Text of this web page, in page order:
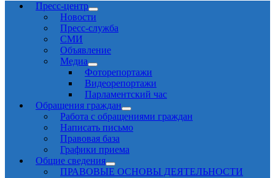
Пресс-центр
Новости
Пресс-служба
СМИ
Объявление
Медиа
Фоторепортажи
Видеорепортажи
Парламентский час
Обращения граждан
Работа с обращениями граждан
Написать письмо
Правовая база
Графики приема
Общие сведения
ПРАВОВЫЕ ОСНОВЫ ДЕЯТЕЛЬНОСТИ